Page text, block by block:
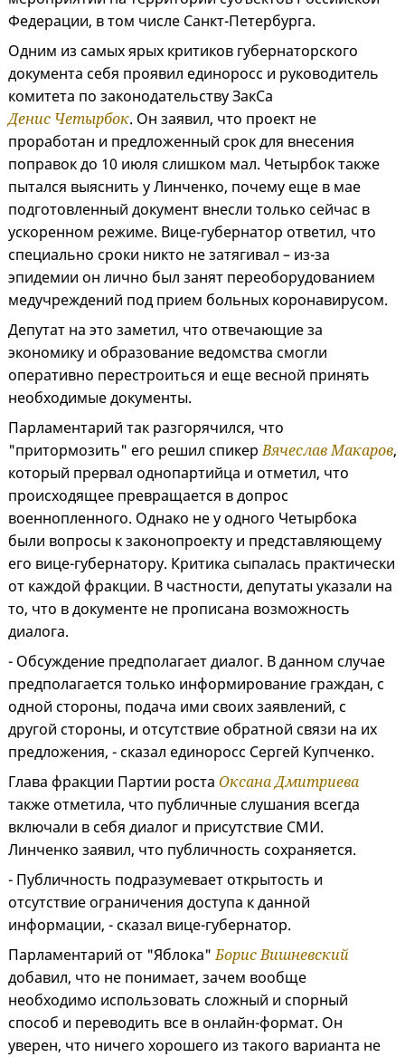
Федерации, в том числе Санкт-Петербурга.
Одним из самых ярых критиков губернаторского
документа себя проявил единоросс и руководитель
комитета по законодательству ЗакСа
Денис Четырбок. Он заявил, что проект не
проработан и предложенный срок для внесения
поправок до 10 июля слишком мал. Четырбок также
пытался выяснить у Линченко, почему еще в мае
подготовленный документ внесли только сейчас в
ускоренном режиме. Вице-губернатор ответил, что
специально сроки никто не затягивал – из-за
эпидемии он лично был занят переоборудованием
медучреждений под прием больных коронавирусом.
Депутат на это заметил, что отвечающие за
экономику и образование ведомства смогли
оперативно перестроиться и еще весной принять
необходимые документы.
Парламентарий так разгорячился, что
"притормозить" его решил спикерВячеслав Макаров,
который прервал однопартийца и отметил, что
происходящее превращается в допрос
военнопленного. Однако не у одного Четырбока
были вопросы к законопроекту и представляющему
его вице-губернатору. Критика сыпалась практически
от каждой фракции. В частности, депутаты указали на
то, что в документе не прописана возможность
диалога.
- Обсуждение предполагает диалог. В данном случае
предполагается только информирование граждан, с
одной стороны, подача ими своих заявлений, с
другой стороны, и отсутствие обратной связи на их
предложения, - сказал единоросс Сергей Купченко.
Глава фракции Партии роста Оксана Дмитриева
также отметила, что публичные слушания всегда
включали в себя диалог и присутствие СМИ.
Линченко заявил, что публичность сохраняется.
- Публичность подразумевает открытость и
отсутствие ограничения доступа к данной
информации, - сказал вице-губернатор.
Парламентарий от "Яблока"Борис Вишневский
добавил, что не понимает, зачем вообще
необходимо использовать сложный и спорный
способ и переводить все в онлайн-формат. Он
уверен, что ничего хорошего из такого варианта не